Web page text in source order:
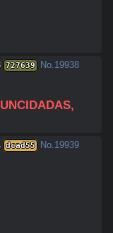
727639 No.19938
dcad55 No.19939